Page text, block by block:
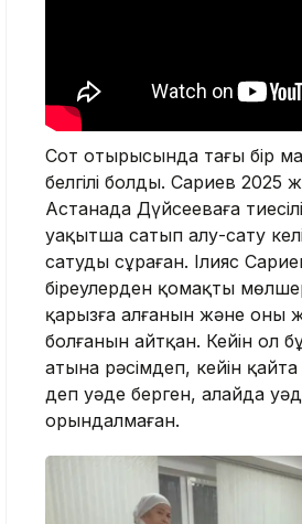
Сот отырысында тағы бір
белгілі болды. Сариев
Астанада Дүйсееваға
уақытша сатып алу-сату
сатуды сұраған. Ілияс
біреулерден қомақты
қарызға алғанын және оны
болғанын айтқан. Кейін ол
атына рәсімдеп, кейін
деп уәде берген, алайда
орындалмаған.